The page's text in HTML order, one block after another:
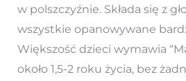
w polszczyźnie. Składa się z
wszystkie opanowywane
Większość dzieci wymawia
około 1,5-2 roku życia, bez